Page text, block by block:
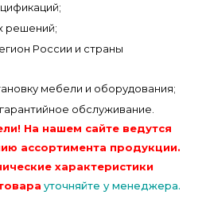
решений;
России и страны
мебели и оборудования;
обслуживание.
На нашем сайте ведутся
ассортимента продукции.
характеристики
уточняйте у менеджера.